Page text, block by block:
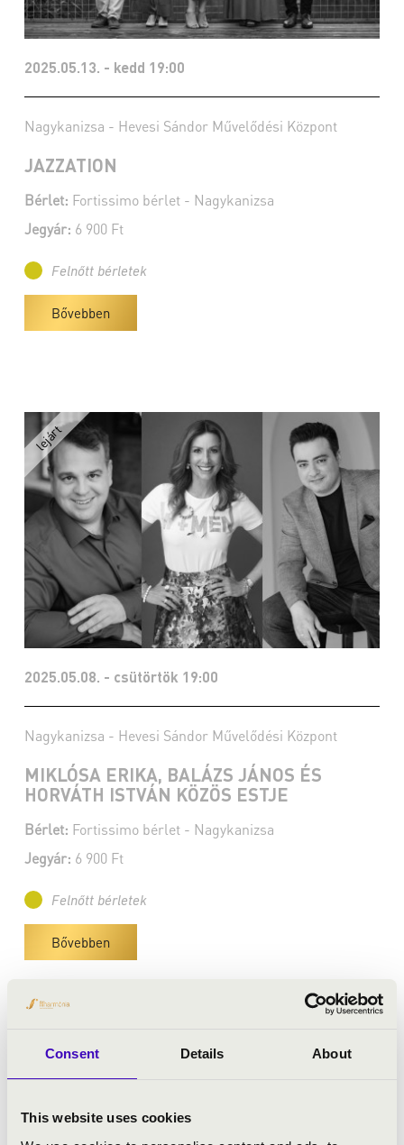
Consent Details About
This website uses cookies
2025.05.13. - kedd 19:00
Nagykanizsa - Hevesi Sándor Művelődési Központ
JAZZATION
Bérlet: Fortissimo bérlet - Nagykanizsa
Jegyár: 6 900 Ft
Felnőtt bérletek
Bővebben
2025.05.08. - csütörtök 19:00
Nagykanizsa - Hevesi Sándor Művelődési Központ
MIKLÓSA ERIKA, BALÁZS JÁNOS ÉS
HORVÁTH ISTVÁN KÖZÖS ESTJE
Bérlet: Fortissimo bérlet - Nagykanizsa
Jegyár: 6 900 Ft
Felnőtt bérletek
Bővebben